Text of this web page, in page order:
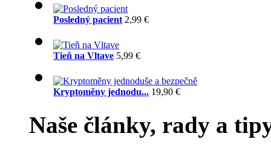
Posledný pacient 2,99 €
Tieň na Vltave 5,99 €
Kryptoměny jednodu... 19,90 €
Naše články, rady a